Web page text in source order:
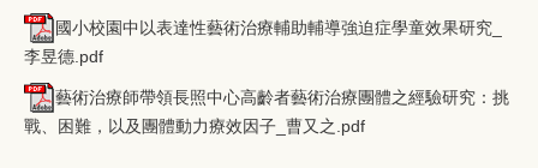
國小校園中以表達性藝術治療輔助輔導強迫症學童效果研究_
李昱德.pdf
藝術治療師帶領長照中心高齡者藝術治療團體之經驗研究：挑
戰、困難，以及團體動力療效因子_曹又之.pdf